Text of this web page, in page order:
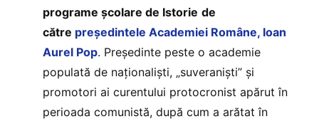
programe școlare de Istorie de
către președintele Academiei Române, Ioan
Aurel Pop. Președinte peste o academie
populată de naționaliști, „suveraniști” și
promotori ai curentului protocronist apărut în
perioada comunistă, după cum a arătat în